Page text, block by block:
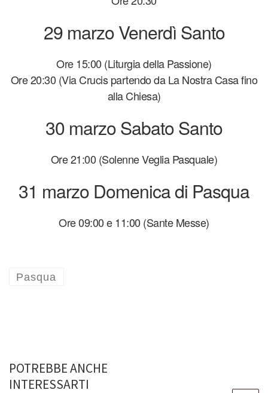
29 marzo Venerdì Santo
Ore 15:00 (Liturgia della Passione)
Ore 20:30 (Via Crucis partendo da La Nostra Casa fino
alla Chiesa)
30 marzo Sabato Santo
Ore 21:00 (Solenne Veglia Pasquale)
31 marzo Domenica di Pasqua
Ore 09:00 e 11:00 (Sante Messe)
Pasqua
POTREBBE ANCHE
INTERESSARTI